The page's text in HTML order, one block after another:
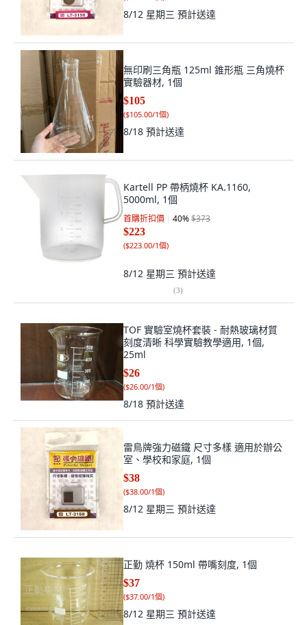
8/12 星期三 預計送達
無印刷三角瓶 125ml 錐形瓶 三角燒杯
實驗器材, 1個
$105
($105.00/1個)
8/18 預計送達
Kartell PP 帶柄燒杯 KA.1160,
5000ml, 1個
首購折扣價 40%$373
$223
($223.00/1個)
8/12 星期三 預計送達
(3)
TOF 實驗室燒杯套裝 - 耐熱玻璃材質
刻度清晰 科學實驗教學適用, 1個,
25ml
$26
($26.00/1個)
8/18 預計送達
雷鳥牌強力磁鐵 尺寸多樣 適用於辦公
室、學校和家庭, 1個
$38
($38.00/1個)
8/12 星期三 預計送達
正勤 燒杯 150ml 帶嘴刻度, 1個
$37
($37.00/1個)
8/12 星期三 預計送達